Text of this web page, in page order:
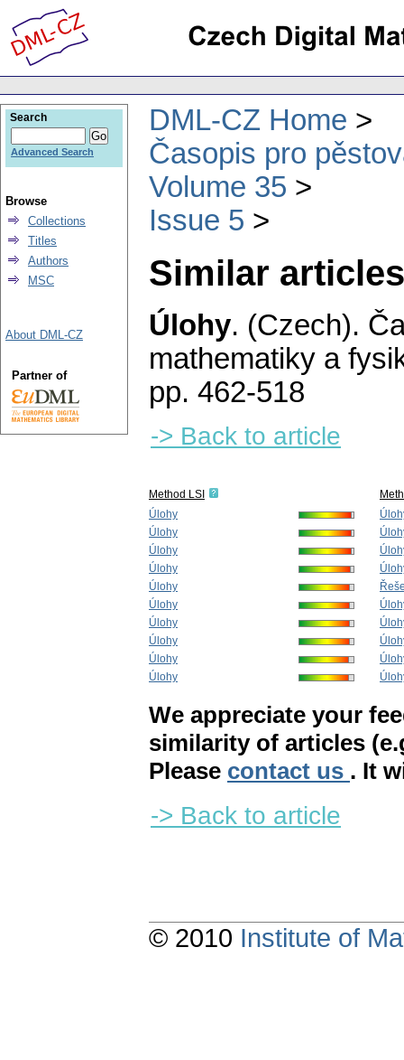
DML-CZ Home
Časopis pro
Volume 35
Issue 5
Similar
Úlohy. (Czech).
mathematiky a
pp. 462-518
-> Back to article
Method LSI
Úlohy
Úlohy
Úlohy
Úlohy
Úlohy
Úlohy
Úlohy
Úlohy
Úlohy
Úlohy
We appreciate your
similarity of articles
Please contact us . It
-> Back to article
Search
Advanced Search
Browse
Collections
Titles
Authors
MSC
About DML-CZ
Partner of
© 2010 Institute of